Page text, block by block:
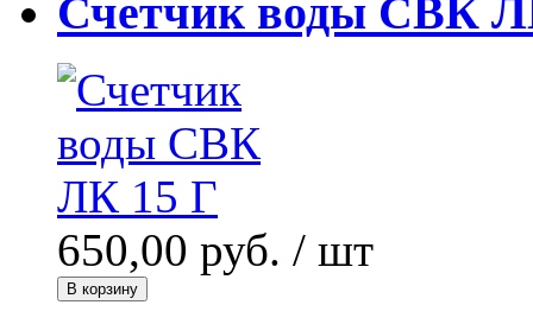
Счетчик воды СВК
650,00 руб. / шт
В корзину